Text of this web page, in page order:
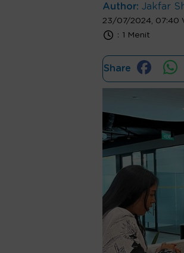
Author: Jakfar
23/07/2024, 07:40
: 1 Menit
Share